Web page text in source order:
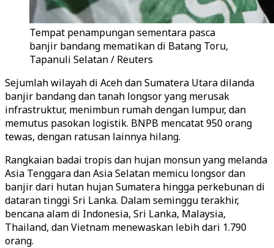
Tempat penampungan sementara pasca
banjir bandang mematikan di Batang Toru,
Tapanuli Selatan / Reuters
Sejumlah wilayah di Aceh dan Sumatera Utara dilanda
banjir bandang dan tanah longsor yang merusak
infrastruktur, menimbun rumah dengan lumpur, dan
memutus pasokan logistik. BNPB mencatat 950 orang
tewas, dengan ratusan lainnya hilang.
Rangkaian badai tropis dan hujan monsun yang melanda
Asia Tenggara dan Asia Selatan memicu longsor dan
banjir dari hutan hujan Sumatera hingga perkebunan di
dataran tinggi Sri Lanka. Dalam seminggu terakhir,
bencana alam di Indonesia, Sri Lanka, Malaysia,
Thailand, dan Vietnam menewaskan lebih dari 1.790
orang.